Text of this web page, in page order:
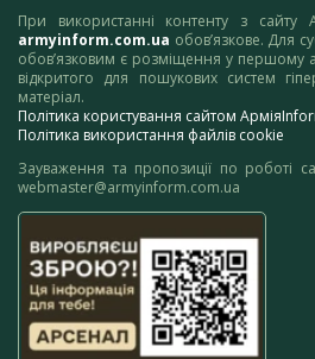
При використанні контенту з сайту
armyinform.com.ua обов’язкове. Для
обов’язковим є розміщення у першому
відкритого для пошукових систем
матеріал.
Політика користування сайтом
Політика використання файлів cookie
Зауваження та пропозиції по роботі
webmaster@armyinform.com.ua